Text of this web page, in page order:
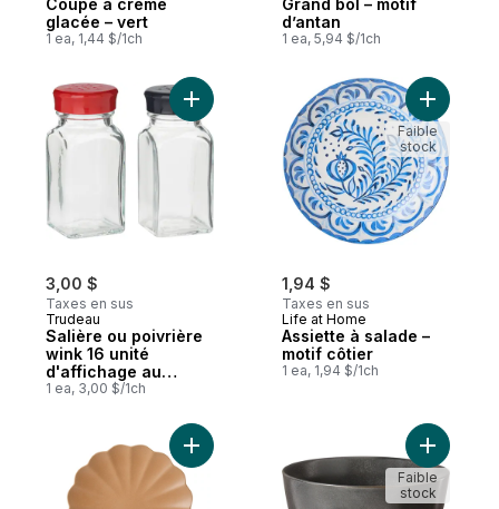
Coupe à crème
glacée – vert
1 ea, 1,44 $/1ch
Grand bol – motif
d’antan
1 ea, 5,94 $/1ch
3,00 $
Taxes en sus
Trudeau
Salière ou poivrière
wink 16 unité
d'affichage au
comptoir vide
1 ea, 3,00 $/1ch
Ajouter Salière ou poivrière wink 16
1,94 $
Taxes en sus
Life at Home
Assiette à salade –
motif côtier
1 ea, 1,94 $/1ch
Ajouter
Faible
stock
Ajouter Assiette plate festonnée – moka
Ajouter
Faible
stock